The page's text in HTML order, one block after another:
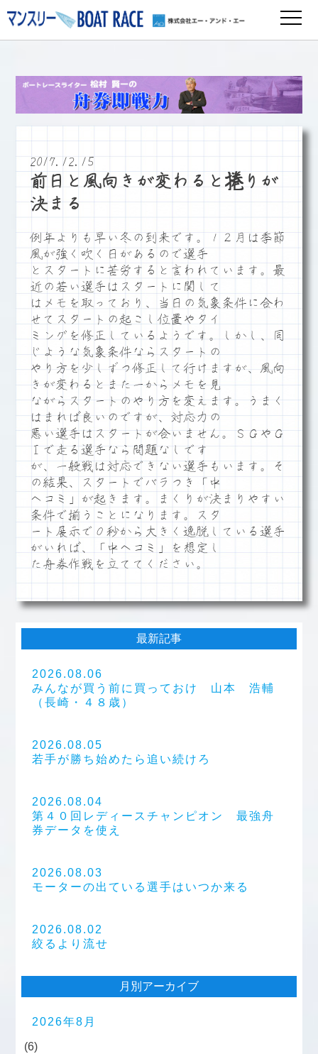
2017.12.15
前日と風向きが変わると捲りが
決まる
例年よりも早い冬の到来です。１２月は季節
風が強く吹く日があるので選手
とスタートに苦労すると言われています。最
近の若い選手はスタートに関して
はメモを取っており、当日の気象条件に合わ
せてスタートの起こし位置やタイ
ミングを修正しているようです。しかし、同
じような気象条件ならスタートの
やり方を少しずつ修正して行けますが、風向
きが変わるとまた一からメモを見
ながらスタートのやり方を変えます。うまく
はまれば良いのですが、対応力の
悪い選手はスタートが合いません。ＳＧやＧ
Ⅰで走る選手なら問題なしです
が、一般戦は対応できない選手もいます。そ
の結果、スタートでバラつき「中
ヘコミ」が起きます。まくりが決まりやすい
条件で揃うことになります。スタ
ート展示で０秒から大きく逸脱している選手
がいれば、「中ヘコミ」を想定し
た舟券作戦を立ててください。
最新記事
2026.08.06
みんなが買う前に買っておけ 山本 浩輔
（長崎・４８歳）
2026.08.05
若手が勝ち始めたら追い続けろ
2026.08.04
第４０回レディースチャンピオン 最強舟
券データを使え
2026.08.03
モーターの出ている選手はいつか来る
2026.08.02
絞るより流せ
月別アーカイブ
2026年8月
(6)